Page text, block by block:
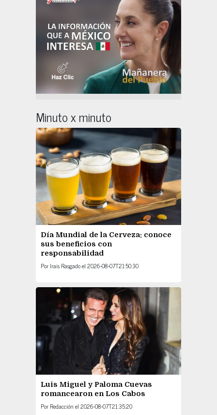
Minuto x minuto
Día Mundial de la Cerveza: conoce
sus beneficios con
responsabilidad
Por Irais Rasgadoel 2026-08-07T21:50:30
Luis Miguel y Paloma Cuevas
romancearon en Los Cabos
Por Redacción el 2026-08-07T21:35:20